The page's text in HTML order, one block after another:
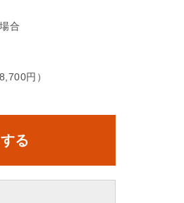
合
円）
る